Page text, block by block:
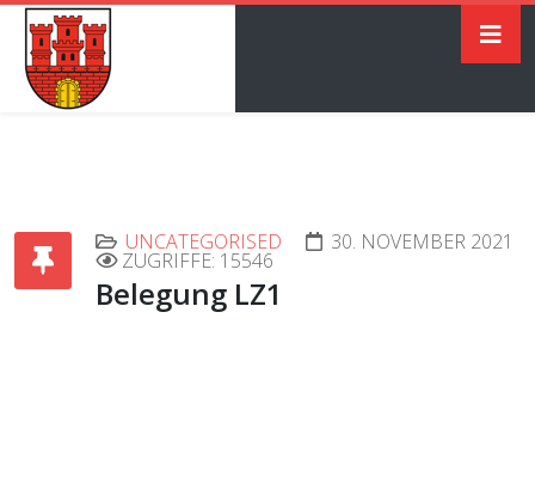
UNCATEGORISED 30. NOVEMBER 2021
ZUGRIFFE: 15546
Belegung LZ1